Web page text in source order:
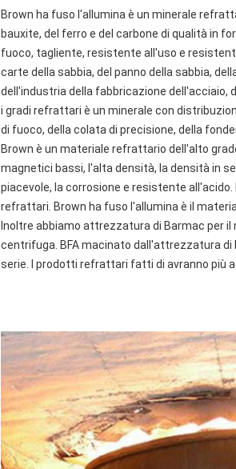
Brown ha fuso l'allumina è un minerale
bauxite, del ferro e del carbone di qualità in
fuoco, tagliente, resistente all'uso e
carte della sabbia, del panno della sabbia,
dell'industria della fabbricazione dell'acciaio,
i gradi refrattari è un minerale con
di fuoco, della colata di precisione, della
Brown è un materiale refrattario dell'alto
magnetici bassi, l'alta densità, la densità in
piacevole, la corrosione e resistente
refrattari. Brown ha fuso l'allumina è il
Inoltre abbiamo attrezzatura di Barmac per
centrifuga. BFA macinato dall'attrezzatura di
serie. I prodotti refrattari fatti di avranno più